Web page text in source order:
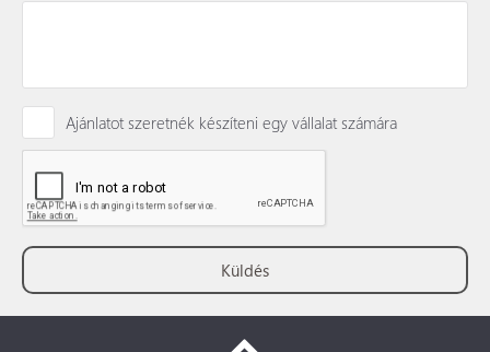
Ajánlatot szeretnék készíteni egy vállalat számára